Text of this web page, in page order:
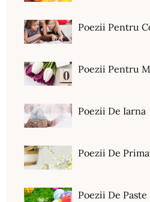
Poezii Pentru
Poezii Pentru
Poezii De Iarna
Poezii De
Poezii De Paste